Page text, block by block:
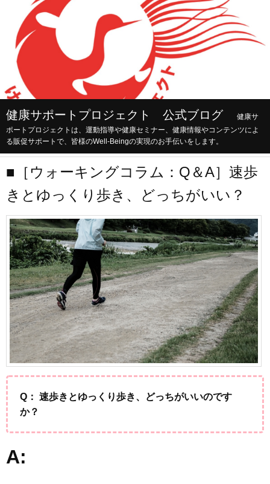
健康サポートプロジェクト 公式ブログ
健康サ
ポートプロジェクトは、運動指導や健康セミナー、健康情報やコンテンツによ
る販促サポートで、皆様のWell-Beingの実現のお手伝いをします。
■［ウォーキングコラム：Q＆A］速歩
きとゆっくり歩き、どっちがいい？
Q： 速歩きとゆっくり歩き、どっちがいいのです
か？
A: